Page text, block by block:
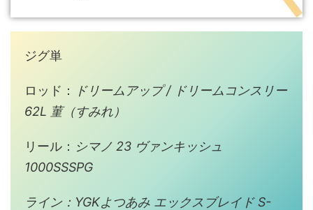
ジグ単
ロッド：
ドリームアップ / ドリームコンスリー
62L 菫（すみれ）
リール： シマノ 23 ヴァンキッシュ
1000SSSPG
ライン：YGKよつあみ エックスブレイド S-